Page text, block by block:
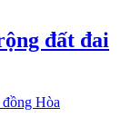
đất đai